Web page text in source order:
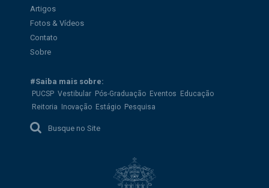
Artigos
Fotos & Vídeos
Contato
Sobre
#Saiba mais sobre:
PUCSP Vestibular Pós-Graduação Eventos
Educação
Reitoria
Inovação Estágio Pesquisa
Busque no Site